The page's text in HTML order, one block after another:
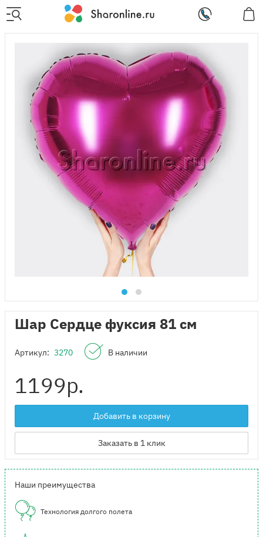
Шар Сердце фуксия 81 см
Артикул: 3270 В наличии
1199р.
Добавить в корзину
Заказать в 1 клик
Наши преимущества
Технология долгого полета